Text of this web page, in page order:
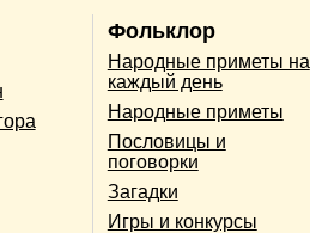
Фольклор
Народные приметы на
каждый день
Народные приметы
Пословицы и
поговорки
Загадки
Игры и конкурсы